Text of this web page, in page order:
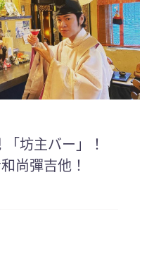
坊主バー」！
尚彈吉他！